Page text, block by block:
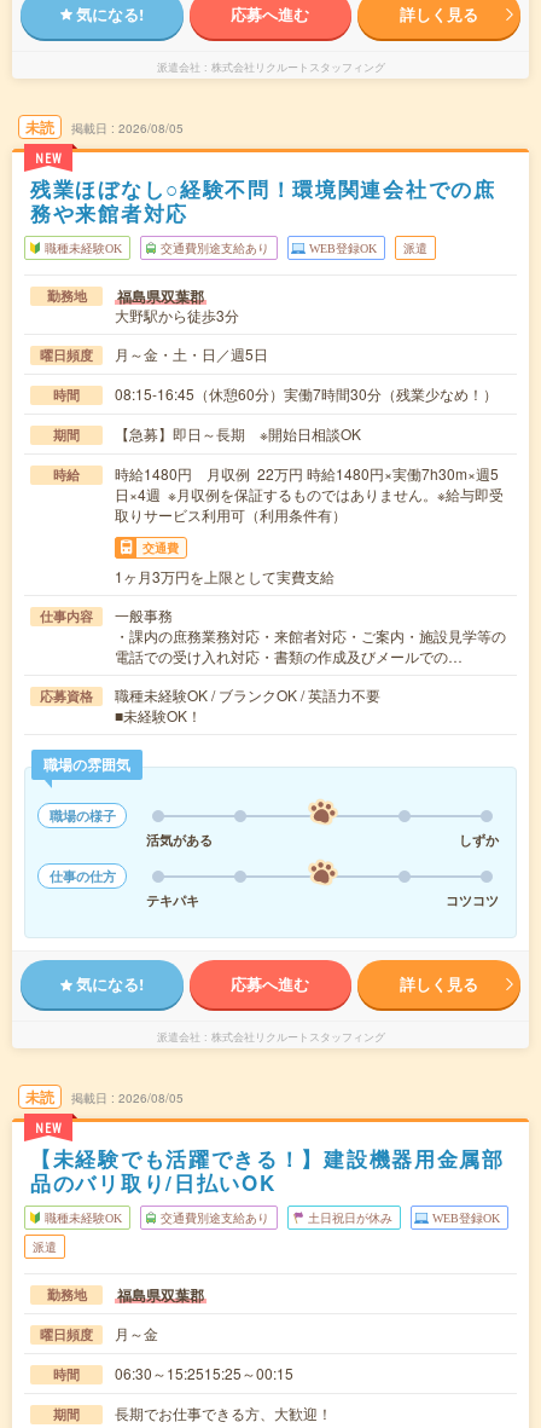
気になる! 応募へ進む 詳しく見る
派遣会社 株式会社リクルートスタッフィング
未読
NEW
掲載日 2026/08/05
残業ほぼなし○経験不問！環境関連会社での庶
務や来館者対応
職種未経験OK 交通費別途支給あり WEB登録OK 派遣
勤務地 福島県双葉郡
大野駅から徒歩3分
曜日頻度 月～金・土・日／週5日
時間 08:15-16:45（休憩60分）実働7時間30分（残業少なめ！）
期間 【急募】即日～長期 ※開始日相談OK
時給
時給1480円 月収例 22万円 時給1480円×実働7h30m×週5
日×4週 ※月収例を保証するものではありません。※給与即受
取りサービス利用可（利用条件有）
交通費
1ヶ月3万円を上限として実費支給
仕事内容
一般事務
・課内の庶務業務対応・来館者対応・ご案内・施設見学等の
電話での受け入れ対応・書類の作成及びメールでの…
応募資格
職種未経験OK / ブランクOK / 英語力不要
■未経験OK！
職場の雰囲気
職場の様子
活気がある
しずか
仕事の仕方
テキパキ
コツコツ
気になる! 応募へ進む 詳しく見る
派遣会社 株式会社リクルートスタッフィング
未読
NEW
掲載日 2026/08/05
【未経験でも活躍できる！】建設機器用金属部
品のバリ取り/日払いOK
職種未経験OK 交通費別途支給あり 土日祝日が休み WEB登録OK
派遣
勤務地 福島県双葉郡
曜日頻度 月～金
時間 06:30～15:2515:25～00:15
期間 長期でお仕事できる方、大歓迎！